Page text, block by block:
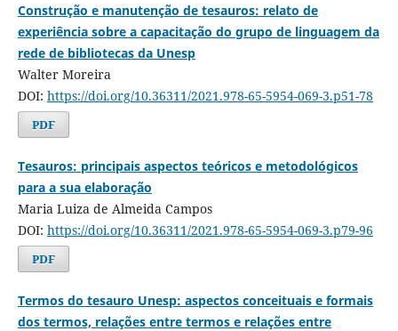
Construção e manutenção de tesauros: relato de
experiência sobre a capacitação do grupo de linguagem da
rede de bibliotecas da Unesp
Walter Moreira
DOI: https://doi.org/10.36311/2021.978-65-5954-069-3.p51-78
PDF
Tesauros: principais aspectos teóricos e metodológicos
para a sua elaboração
Maria Luiza de Almeida Campos
DOI: https://doi.org/10.36311/2021.978-65-5954-069-3.p79-96
PDF
Termos do tesauro Unesp: aspectos conceituais e formais
dos termos, relações entre termos e relações entre